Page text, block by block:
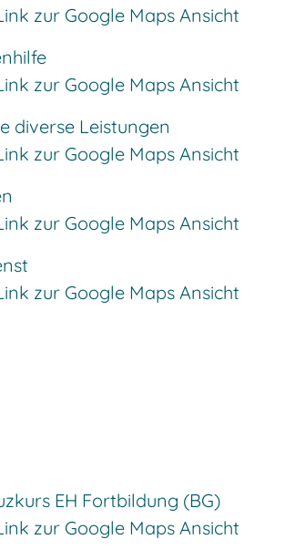
zur Google Maps Ansicht
zur Google Maps Ansicht
diverse Leistungen
zur Google Maps Ansicht
zur Google Maps Ansicht
zur Google Maps Ansicht
EH Fortbildung (BG)
zur Google Maps Ansicht